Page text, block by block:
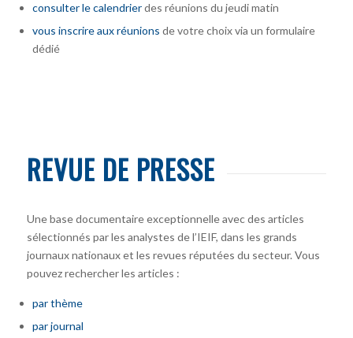
consulter le calendrierdes réunions du jeudi matin
vous inscrire aux réunions de votre choix via un formulaire
dédié
REVUE DE PRESSE
Une base documentaire exceptionnelle avec des articles
sélectionnés par les analystes de l’IEIF, dans les grands
journaux nationaux et les revues réputées du secteur. Vous
pouvez rechercher les articles :
par thème
par journal